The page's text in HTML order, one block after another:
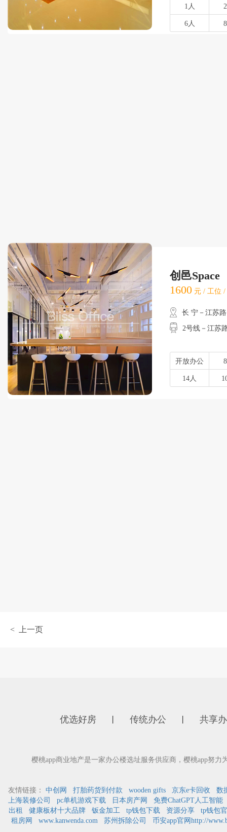
1人
6人
创邑Space
1600 元 / 工位
长 宁－江苏路
2号线－江苏路
开放办公
14人
< 上一页
优选好房 传统办公 共享
樱桃app商业地产是一家办公楼选址服务供应商，樱桃app努
友情链接： 中创网 打胎药货到付款 wooden gifts 京东e卡回收
数
上海装修公司
pc单机游戏下载 日本房产网
免费ChatGPT人工智能
出租
健康板材十大品牌 钣金加工 tp钱包下载 资源分享
tp钱包
租房网
www.kanwenda.com 苏州拆除公司 币安app官网http://